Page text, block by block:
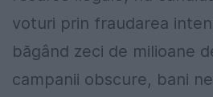
voturi prin fraudarea
băgând zeci de milioane
campanii obscure, bani